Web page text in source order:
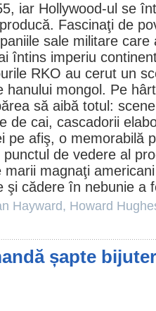
iar Hollywood-ul se
Fascinaţi de
sale militare
întins imperiu
RKO au cerut un
hanului mongol. Pe
să aibă totul:
de cai, cascadorii
pe afiş, o memorabilă
de vedere al
marii magnaţi
şi cădere în nebunie a
Hayward, Howard
șapte